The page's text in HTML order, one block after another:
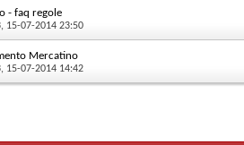
- faq regole
, 15-07-2014 23:50
Mercatino
, 15-07-2014 14:42